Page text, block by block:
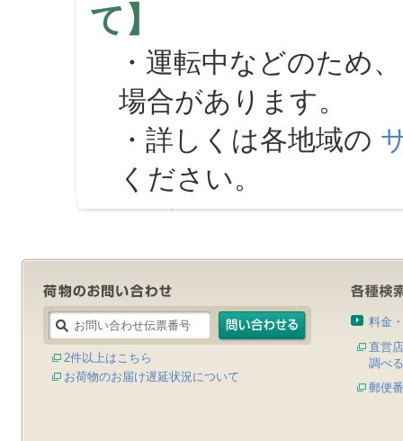
て】
・運転中などのため
場合があります。
・詳しくは各地域の
ください。
2件以上はこちら
お荷物のお届け遅延状況について
料金
直営
調べる
郵便